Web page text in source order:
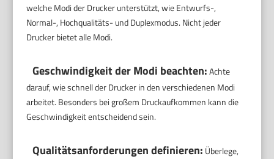
welche Modi der Drucker unterstützt, wie Entwurfs-,
Normal-, Hochqualitäts- und Duplexmodus. Nicht jeder
Drucker bietet alle Modi.
Geschwindigkeit der Modi beachten:Achte
darauf, wie schnell der Drucker in den verschiedenen Modi
arbeitet. Besonders bei großem Druckaufkommen kann die
Geschwindigkeit entscheidend sein.
Qualitätsanforderungen definieren: Überlege,